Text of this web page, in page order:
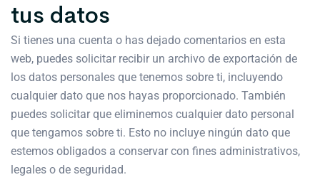
tus datos
Si tienes una cuenta o has dejado comentarios en esta
web, puedes solicitar recibir un archivo de exportación de
los datos personales que tenemos sobre ti, incluyendo
cualquier dato que nos hayas proporcionado. También
puedes solicitar que eliminemos cualquier dato personal
que tengamos sobre ti. Esto no incluye ningún dato que
estemos obligados a conservar con fines administrativos,
legales o de seguridad.